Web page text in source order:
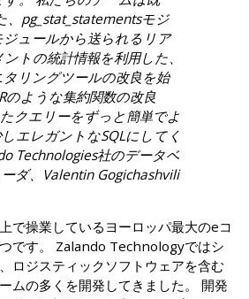
、pg_stat_statementsモジ
ジュールから送られるリア
トの統計情報を利用した、
リングツールの改良を始
のような集約関数の改良
クエリーをずっと簡単でよ
エレガントなSQLにしてく
Technologies社のデータベ
ダ、Valentin Gogichashvili
で操業しているヨーロッパ最大のeコ
です。 Zalando Technologyではシ
ロジスティックソフトウェアを含む
ムの多くを開発してきました。 開発